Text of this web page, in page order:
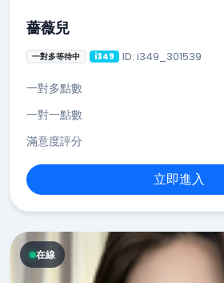
薔薇兒
一對多等待中 i349 ID: i349_301539
一對多點數
一對一點數
滿意度評分
立即進入
在線